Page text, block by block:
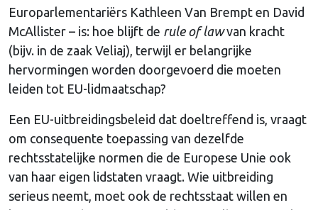
Europarlementariërs Kathleen Van Brempt en David
McAllister – is: hoe blijft de rule of lawvan kracht
(bijv. in de zaak Veliaj), terwijl er belangrijke
hervormingen worden doorgevoerd die moeten
leiden tot EU-lidmaatschap?
Een EU-uitbreidingsbeleid dat doeltreffend is, vraagt
om consequente toepassing van dezelfde
rechtsstatelijke normen die de Europese Unie ook
van haar eigen lidstaten vraagt. Wie uitbreiding
serieus neemt, moet ook de rechtsstaat willen en